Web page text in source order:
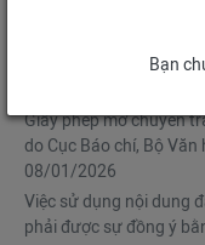
Giấy phép mở chuyên
do Cục Báo chí, Bộ
08/01/2026
Việc sử dụng nội dung
phải được sự đồng ý
Bạn